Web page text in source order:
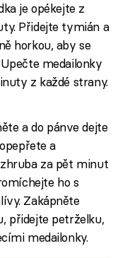
je opékejte z
Přidejte tymián a
horkou, aby se
medailonky
z každé strany.
a do pánve dejte
a
za pět minut
ho s
Zakápněte
přidejte petrželku,
medailonky.